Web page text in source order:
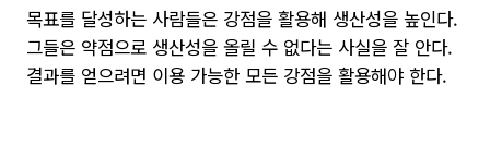
목표를 달성하는 사람들은 강점을 활용해 생산성을 높인다.
그들은 약점으로 생산성을 올릴 수 없다는 사실을 잘 안다.
결과를 얻으려면 이용 가능한 모든 강점을 활용해야 한다.